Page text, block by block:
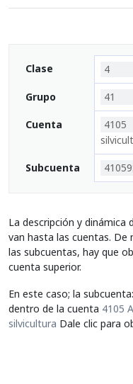
Clase 4
Grupo 41
Cuenta 4105
Subcuenta
La descripción y dinámica
van hasta las cuentas.
las subcuentas, hay que
cuenta superior.
En este caso; la
dentro de la cuenta 4105
silvicultura Dale clic para